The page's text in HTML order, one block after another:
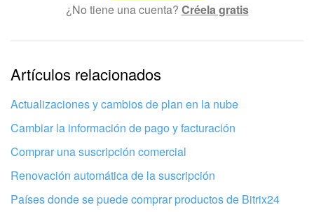
Widget del empleado
Configuraciones de la cuenta
Bitrix24 En Premisa
Bitrix24 Messenger
Preguntas generales
Actualización de los artículos (archivo)
Texto complicado e incomprensible
La información está desactualizada
La explicación es demasiado corta. Necesito más
información
No me gusta cómo funciona esta herramienta
¿No tiene una cuenta? Créela gratis
Artículos relacionados
Actualizaciones y cambios de plan en la nube
Cambiar la información de pago y facturación
Comprar una suscripción comercial
Renovación automática de la suscripción
Países donde se puede comprar productos de Bitrix24